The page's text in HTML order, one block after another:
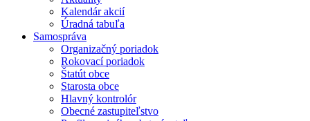
Kalendár akcií
Úradná tabuľa
Samospráva
Organizačný poriadok
Rokovací poriadok
Štatút obce
Starosta obce
Hlavný kontrolór
Obecné zastupiteľstvo